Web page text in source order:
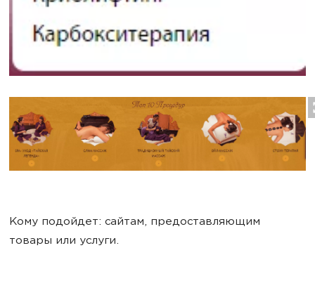
Кому подойдет: сайтам, предоставляющим
товары или услуги.